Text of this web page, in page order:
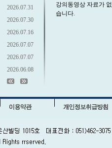
2026.07.31
2026.07.30
2026.07.16
2026.07.07
2026.07.07
2026.06.08
2026.05.11
2026.04.30
2026.04.30
2026.04.24
2026.04.02
강의동영상 자료가 없
습니다.